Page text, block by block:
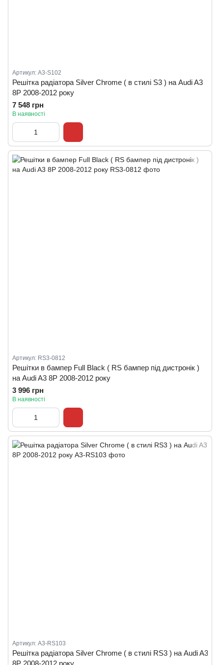
Артикул: A3-S102
Решітка радіатора Silver Chrome ( в стилі S3 ) на Audi A3
8P 2008-2012 року
7 548 грн
В наявності
Артикул: RS3-0812
Решітки в бампер Full Black ( RS бампер під дистронік )
на Audi A3 8P 2008-2012 року
3 996 грн
В наявності
Артикул: A3-RS103
Решітка радіатора Silver Chrome ( в стилі RS3 ) на Audi A3
8P 2008-2012 року